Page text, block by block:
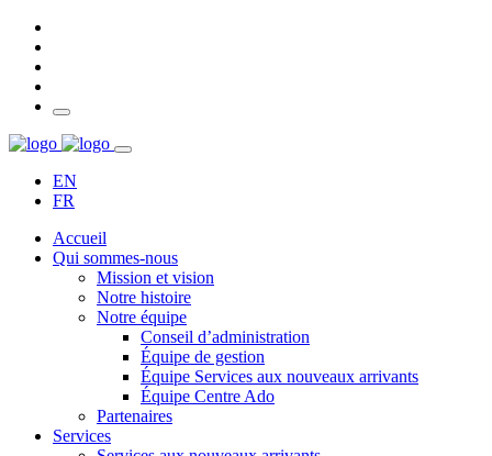
EN
FR
Accueil
Qui sommes-nous
Mission et vision
Notre histoire
Notre équipe
Conseil d’administration
Équipe de gestion
Équipe Services aux nouveaux arrivants
Équipe Centre Ado
Partenaires
Services